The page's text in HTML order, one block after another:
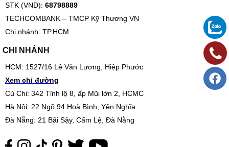
STK (VND): 68798889
TECHCOMBANK – TMCP Kỹ Thương VN
Chi nhánh: TP.HCM
CHI NHÁNH
HCM: 1527/16 Lê Văn Lương, Hiệp Phước
Xem chỉ đường
Củ Chi: 342 Tỉnh lộ 8, ấp Mũi lớn 2, HCMC
Hà Nội: 22 Ngõ 94 Hoà Bình, Yên Nghĩa
Đà Nẵng: 21 Bãi Sậy, Cẩm Lệ, Đà Nẵng